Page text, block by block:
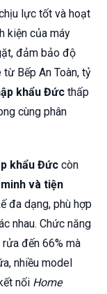
lực tốt và hoạt
kiện của máy
đảm bảo độ
Bếp An Toàn, tỷ
khẩu Đức thấp
cùng phân
khẩu Đức còn
và tiện
đa dạng, phù hợp
nhau. Chức năng
đến 66% mà
nhiều model
nối Home